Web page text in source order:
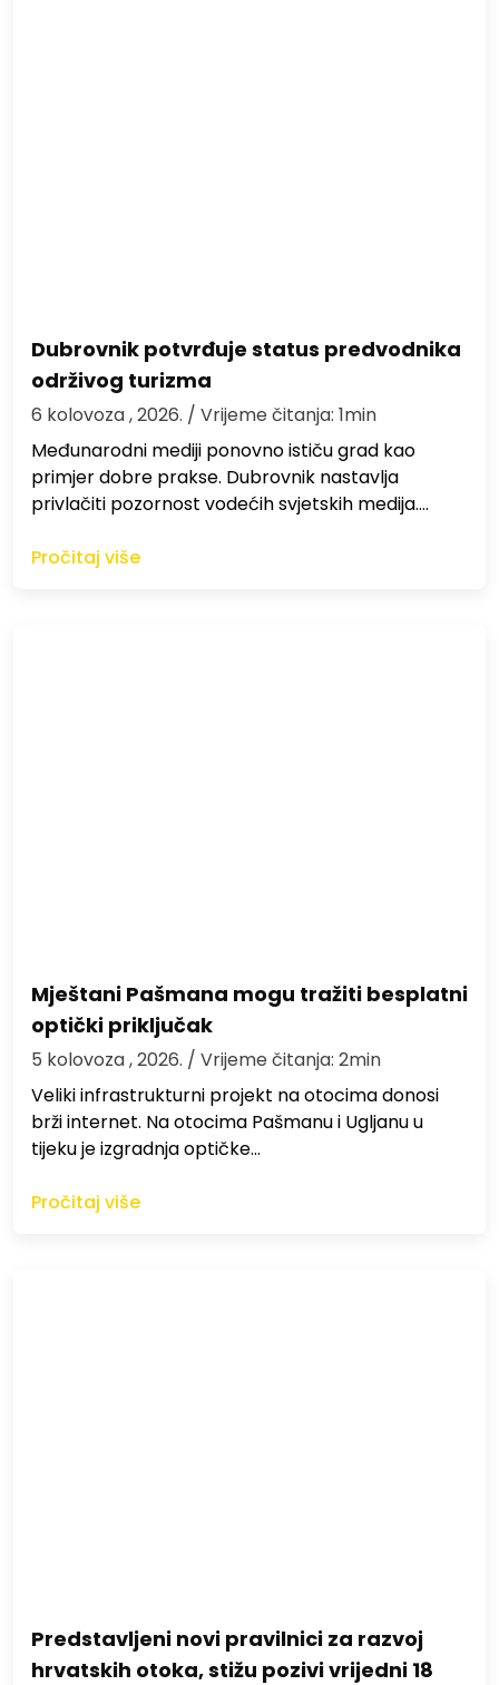
Dubrovnik potvrđuje status predvodnika
održivog turizma
6 kolovoza , 2026. / Vrijeme čitanja: 1min
Međunarodni mediji ponovno ističu grad kao
primjer dobre prakse. Dubrovnik nastavlja
privlačiti pozornost vodećih svjetskih medija.…
Pročitaj više
Mještani Pašmana mogu tražiti besplatni
optički priključak
5 kolovoza , 2026. / Vrijeme čitanja: 2min
Veliki infrastrukturni projekt na otocima donosi
brži internet. Na otocima Pašmanu i Ugljanu u
tijeku je izgradnja optičke…
Pročitaj više
Predstavljeni novi pravilnici za razvoj
hrvatskih otoka, stižu pozivi vrijedni 18